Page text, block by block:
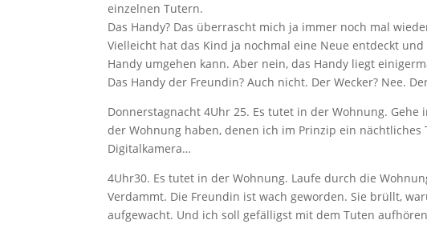
einzelnen Tutern.
Das Handy? Das überrascht mich ja immer noch mal
Vielleicht hat das Kind ja nochmal eine Neue entdeckt
Handy umgehen kann. Aber nein, das Handy liegt
Das Handy der Freundin? Auch nicht. Der Wecker? Nee.
Donnerstagnacht 4Uhr 25. Es tutet in der Wohnung.
der Wohnung haben, denen ich im Prinzip ein nächtliches
Digitalkamera…
4Uhr30. Es tutet in der Wohnung. Laufe durch die
Verdammt. Die Freundin ist wach geworden. Sie brüllt,
aufgewacht. Und ich soll gefälligst mit dem Tuten